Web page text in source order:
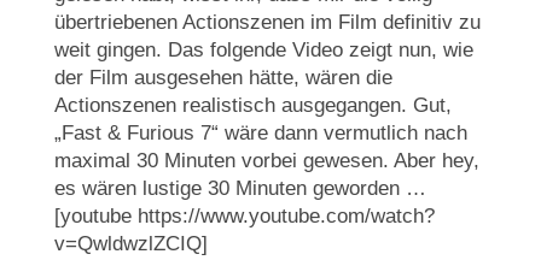
übertriebenen Actionszenen im Film definitiv zu
weit gingen. Das folgende Video zeigt nun, wie
der Film ausgesehen hätte, wären die
Actionszenen realistisch ausgegangen. Gut,
„Fast & Furious 7“ wäre dann vermutlich nach
maximal 30 Minuten vorbei gewesen. Aber hey,
es wären lustige 30 Minuten geworden …
[youtube https://www.youtube.com/watch?
v=QwldwzlZCIQ]